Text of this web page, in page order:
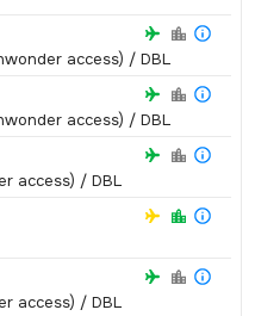
access) / DBL
access) / DBL
access) / DBL
access) / DBL